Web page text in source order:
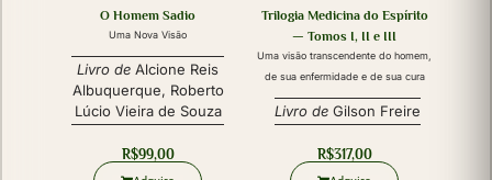
O Homem Sadio
Uma Nova Visão
Livro de Alcione Reis
Albuquerque, Roberto
Lúcio Vieira de Souza
R$99,00
Trilogia Medicina do Espírito
— Tomos I, II e III
Uma visão transcendente do homem,
de sua enfermidade e de sua cura
Livro de Gilson Freire
R$317,00